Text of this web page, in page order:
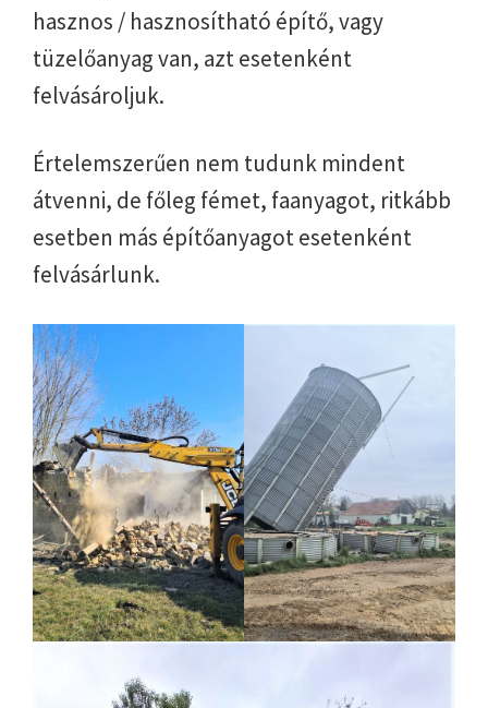
hasznos / hasznosítható építő, vagy
tüzelőanyag van, azt esetenként
felvásároljuk.
Értelemszerűen nem tudunk mindent
átvenni, de főleg fémet, faanyagot, ritkább
esetben más építőanyagot esetenként
felvásárlunk.